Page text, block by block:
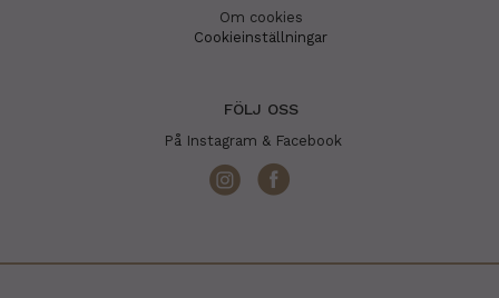
Om cookies
Cookieinställningar
FÖLJ OSS
På Instagram & Facebook